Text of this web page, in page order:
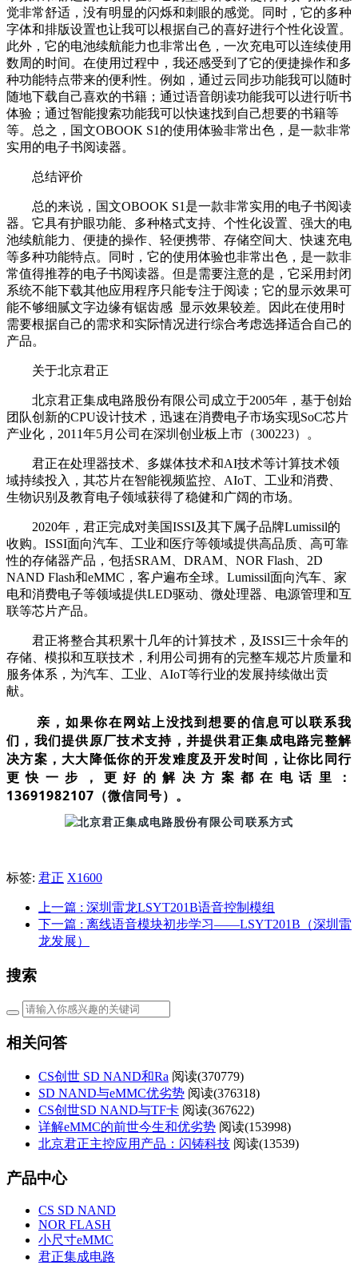
觉非常舒适，没有明显的闪烁和刺眼的感觉。同时，它的多种
字体和排版设置也让我可以根据自己的喜好进行个性化设置。
此外，它的电池续航能力也非常出色，一次充电可以连续使用
数周的时间。在使用过程中，我还感受到了它的便捷操作和多
种功能特点带来的便利性。例如，通过云同步功能我可以随时
随地下载自己喜欢的书籍；通过语音朗读功能我可以进行听书
体验；通过智能搜索功能我可以快速找到自己想要的书籍等
等。总之，国文OBOOK S1的使用体验非常出色，是一款非常
实用的电子书阅读器。
总结评价
总的来说，国文OBOOK S1是一款非常实用的电子书阅读
器。它具有护眼功能、多种格式支持、个性化设置、强大的电
池续航能力、便捷的操作、轻便携带、存储空间大、快速充电
等多种功能特点。同时，它的使用体验也非常出色，是一款非
常值得推荐的电子书阅读器。但是需要注意的是，它采用封闭
系统不能下载其他应用程序只能专注于阅读；它的显示效果可
能不够细腻文字边缘有锯齿感 显示效果较差。因此在使用时
需要根据自己的需求和实际情况进行综合考虑选择适合自己的
产品。
关于北京君正
北京君正集成电路股份有限公司成立于2005年，基于创始
团队创新的CPU设计技术，迅速在消费电子市场实现SoC芯片
产业化，2011年5月公司在深圳创业板上市（300223）。
君正在处理器技术、多媒体技术和AI技术等计算技术领
域持续投入，其芯片在智能视频监控、AIoT、工业和消费、
生物识别及教育电子领域获得了稳健和广阔的市场。
2020年，君正完成对美国ISSI及其下属子品牌Lumissil的
收购。ISSI面向汽车、工业和医疗等领域提供高品质、高可靠
性的存储器产品，包括SRAM、DRAM、NOR Flash、2D
NAND Flash和eMMC，客户遍布全球。Lumissil面向汽车、家
电和消费电子等领域提供LED驱动、微处理器、电源管理和互
联等芯片产品。
君正将整合其积累十几年的计算技术，及ISSI三十余年的
存储、模拟和互联技术，利用公司拥有的完整车规芯片质量和
服务体系，为汽车、工业、AIoT等行业的发展持续做出贡
献。
亲，如果你在网站上没找到想要的信息可以联系我
们，我们提供原厂技术支持，并提供君正集成电路完整解
决方案，大大降低你的开发难度及开发时间，让你比同行
更快一步，更好的解决方案都在电话里：
13691982107（微信同号）。
标签: 君正 X1600
上一篇 : 深圳雷龙LSYT201B语音控制模组
下一篇 : 离线语音模块初步学习——LSYT201B（深圳雷
龙发展）
搜索
相关问答
CS创世 SD NAND和Ra 阅读(370779)
SD NAND与eMMC优劣势 阅读(376318)
CS创世SD NAND与TF卡 阅读(367622)
详解eMMC的前世今生和优劣势 阅读(153998)
北京君正主控应用产品：闪铸科技 阅读(13539)
产品中心
CS SD NAND
NOR FLASH
小尺寸eMMC
君正集成电路